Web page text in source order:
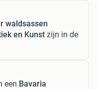
waldsassen
en Kunst zijn in de
een Bavaria